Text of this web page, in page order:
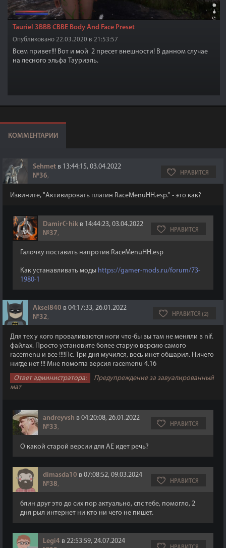
Tauriel 3BBB CBBE Body And Face Preset
Опубликовано 22.03.2020 в 21:53:57
Всем привет!!! Вот и мой 2 пресет внешности! В данном случае
на лесного эльфа Тауриэль.
КОММЕНТАРИИ
Sehmet в 13:44:15, 03.04.2022
№36, НРАВИТСЯ
Извините, "Активировать плагин RaceMenuHH.esp." - это как?
Damir☪hik в 14:44:23, 03.04.2022
№37, НРАВИТСЯ
Галочку поставить напротив RaceMenuHH.esp
Как устанавливать моды https://gamer-mods.ru/forum/73-
1980-1
Aksel840 в 04:17:33, 26.01.2022
№32, НРАВИТСЯ (2)
Для тех у кого проваливаются ноги что-бы вы там не меняли в nif.
файлах. Просто установите более старую версию самого
racemenu и все !!!!Пс. Три дня мучился, весь инет обшарил. Ничего
нигде нет !!! Мне помогла версия racemenu 4.16
Ответ администратора:
Предупреждение за завуалированный
мат
andreyvsh в 04:20:08, 26.01.2022
№33, НРАВИТСЯ
О какой старой версии для АЕ идет речь?
dimasda10 в 07:08:52, 09.03.2024
№38, НРАВИТСЯ
блин друг это до сих пор актуально, спс тебе, помогло, 2
дня рыл интернет ни кто ни чего не пишет.
Legi4 в 22:53:59, 24.07.2024